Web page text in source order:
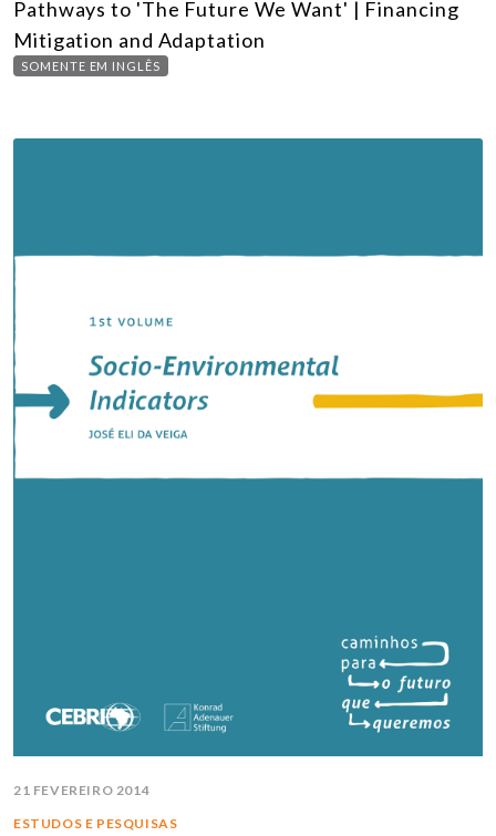
Pathways to 'The Future We Want' | Financing
Mitigation and Adaptation
SOMENTE EM INGLÊS
21 FEVEREIRO 2014
ESTUDOS E PESQUISAS